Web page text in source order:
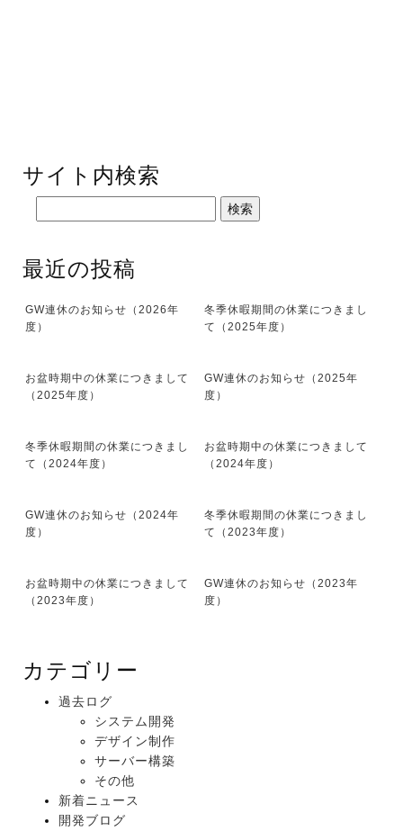
サイト内検索
最近の投稿
GW連休のお知らせ（2026年
度）
冬季休暇期間の休業につきまし
て（2025年度）
お盆時期中の休業につきまして
（2025年度）
GW連休のお知らせ（2025年
度）
冬季休暇期間の休業につきまし
て（2024年度）
お盆時期中の休業につきまして
（2024年度）
GW連休のお知らせ（2024年
度）
冬季休暇期間の休業につきまし
て（2023年度）
お盆時期中の休業につきまして
（2023年度）
GW連休のお知らせ（2023年
度）
カテゴリー
過去ログ
システム開発
デザイン制作
サーバー構築
その他
新着ニュース
開発ブログ